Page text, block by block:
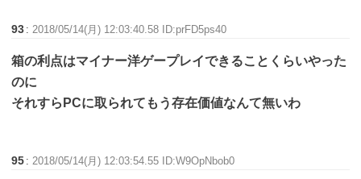
93 : 2018/05/14(月) 12:03:40.58 ID:prFD5ps40
箱の利点はマイナー洋ゲープレイできることくらいやった
のに
それすらPCに取られてもう存在価値なんて無いわ
95 : 2018/05/14(月) 12:03:54.55 ID:W9OpNbob0